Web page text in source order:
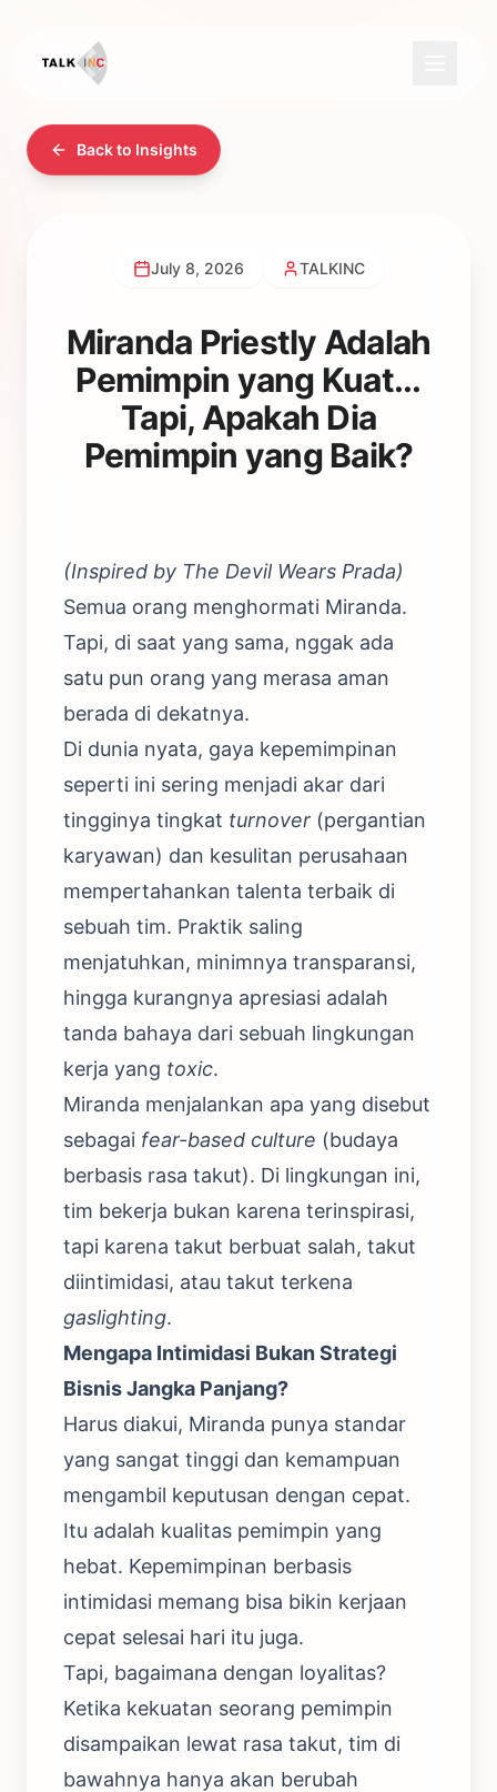
Back to Insights
July 8, 2026 TALKINC
Miranda Priestly Adalah
Pemimpin yang Kuat...
Tapi, Apakah Dia
Pemimpin yang Baik?
(Inspired by The Devil Wears Prada)
Semua orang menghormati Miranda.
Tapi, di saat yang sama, nggak ada
satu pun orang yang merasa aman
berada di dekatnya.
Di dunia nyata, gaya kepemimpinan
seperti ini sering menjadi akar dari
tingginya tingkat turnover (pergantian
karyawan) dan kesulitan perusahaan
mempertahankan talenta terbaik di
sebuah tim. Praktik saling
menjatuhkan, minimnya transparansi,
hingga kurangnya apresiasi adalah
tanda bahaya dari sebuah lingkungan
kerja yang toxic.
Miranda menjalankan apa yang disebut
sebagai fear-based culture (budaya
berbasis rasa takut). Di lingkungan ini,
tim bekerja bukan karena terinspirasi,
tapi karena takut berbuat salah, takut
diintimidasi, atau takut terkena
gaslighting.
Mengapa Intimidasi Bukan Strategi
Bisnis Jangka Panjang?
Harus diakui, Miranda punya standar
yang sangat tinggi dan kemampuan
mengambil keputusan dengan cepat.
Itu adalah kualitas pemimpin yang
hebat. Kepemimpinan berbasis
intimidasi memang bisa bikin kerjaan
cepat selesai hari itu juga.
Tapi, bagaimana dengan loyalitas?
Ketika kekuatan seorang pemimpin
disampaikan lewat rasa takut, tim di
bawahnya hanya akan berubah